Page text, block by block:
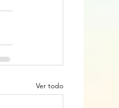
Ver todo